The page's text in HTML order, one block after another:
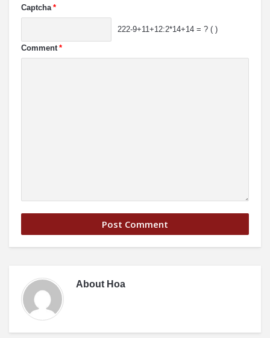
Captcha *
222-9+11+12:2*14+14 = ? ( )
Comment *
About Hoa